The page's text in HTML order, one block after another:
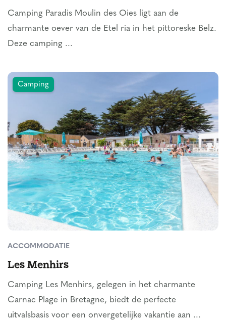
Camping Paradis Moulin des Oies ligt aan de
charmante oever van de Etel ria in het pittoreske Belz.
Deze camping ...
Camping
ACCOMMODATIE
Les Menhirs
Camping Les Menhirs, gelegen in het charmante
Carnac Plage in Bretagne, biedt de perfecte
uitvalsbasis voor een onvergetelijke vakantie aan ...